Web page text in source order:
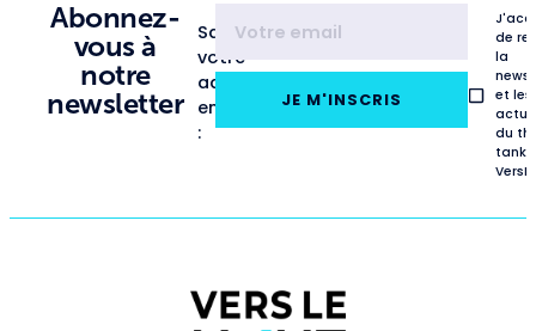
Abonnez-
vous à
notre
newsletter
Saisissez
votre
adresse
email
:
JE M'INSCRIS
de
la
et les
du
tank